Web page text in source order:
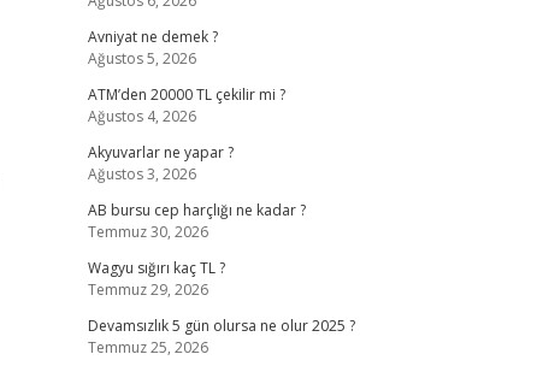
Avniyat ne demek ?
Ağustos 5, 2026
ATM’den 20000 TL çekilir mi ?
Ağustos 4, 2026
Akyuvarlar ne yapar ?
Ağustos 3, 2026
AB bursu cep harçlığı ne kadar ?
Temmuz 30, 2026
Wagyu sığırı kaç TL ?
Temmuz 29, 2026
Devamsızlık 5 gün olursa ne olur 2025 ?
Temmuz 25, 2026